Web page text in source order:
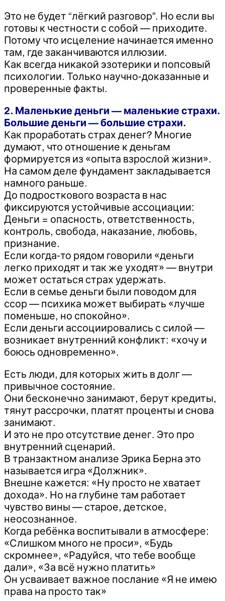
Это не будет “лёгкий разговор”. Но если вы
готовы к честности с собой — приходите.
Потому что исцеление начинается именно
там, где заканчиваются иллюзии.
Как всегда никакой эзотерики и попсовый
психологии. Только научно-доказанные и
проверенные факты.
2. Маленькие деньги — маленькие страхи.
Большие деньги — большие страхи.
Как проработать страх денег? Многие
думают, что отношение к деньгам
формируется из «опыта взрослой жизни».
На самом деле фундамент закладывается
намного раньше.
До подросткового возраста в нас
фиксируются устойчивые ассоциации:
Деньги = опасность, ответственность,
контроль, свобода, наказание, любовь,
признание.
Если когда-то рядом говорили «деньги
легко приходят и так же уходят» — внутри
может остаться страх удержать.
Если в семье деньги были поводом для
ссор — психика может выбирать «лучше
поменьше, но спокойно».
Если деньги ассоциировались с силой —
возникает внутренний конфликт: «хочу и
боюсь одновременно».
Есть люди, для которых жить в долг —
привычное состояние.
Они бесконечно занимают, берут кредиты,
тянут рассрочки, платят проценты и снова
занимают.
И это не про отсутствие денег. Это про
внутренний сценарий.
В транзактном анализе Эрика Берна это
называется игра «Должник».
Внешне кажется: «Ну просто не хватает
дохода». Но на глубине там работает
чувство вины — старое, детское,
неосознанное.
Когда ребёнка воспитывали в атмосфере:
«Слишком много не проси», «Будь
скромнее», «Радуйся, что тебе вообще
дали», «За всё нужно платить»
Он усваивает важное послание «Я не имею
права на просто так»